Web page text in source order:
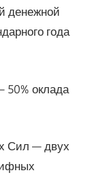
денежной
года
оклада
Сил — двух